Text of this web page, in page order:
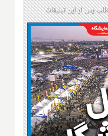
پس از این تبلیغات